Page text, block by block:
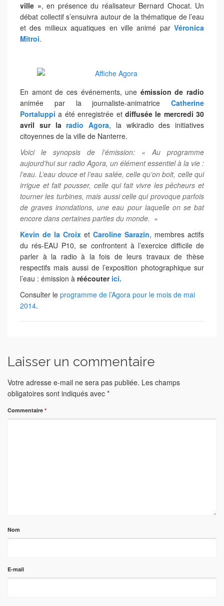
ville », en présence du réalisateur Bernard Chocat. Un
débat collectif s’ensuivra autour de la thématique de l’eau
et des milieux aquatiques en ville animé par Véronica
Mitroi.
En amont de ces événements, une émission de radio
animée par la journaliste-animatrice Catherine
Portaluppi a été enregistrée et diffusée le mercredi 30
avril sur laradio Agora, la wikiradio des initiatives
citoyennes de la ville de Nanterre.
Voici le synopsis de l’émission: « Au programme
aujourd’hui sur radio Agora, un élément essentiel à la vie :
l’eau. L’eau douce et l’eau salée, celle qu’on boit, celle qui
irrigue et fait pousser, celle qui fait vivre les pêcheurs et
tourner les turbines, mais aussi celle qui provoque parfois
de graves inondations, une eau pour laquelle on se bat
encore dans certaines parties du monde. »
Kevin de la Croix et Caroline Sarazin, membres actifs
du rés-EAU P10, se confrontent à l’exercice difficile de
parler à la radio à la fois de leurs travaux de thèse
respectifs mais aussi de l’exposition photographique sur
l’eau : émission à réécouterici.
Consulter le programme de l’Agora pour le mois de mai
2014.
Laisser un commentaire
Votre adresse e-mail ne sera pas publiée. Les champs
obligatoires sont indiqués avec *
Commentaire *
Nom
E-mail